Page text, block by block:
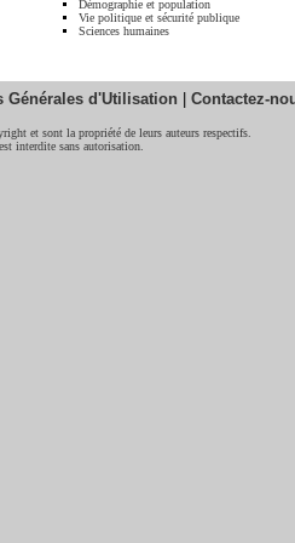
Démographie et population
Vie politique et sécurité publique
Sciences humaines
Générales d'Utilisation | Contactez-
et sont la propriété de leurs auteurs respectifs.
interdite sans autorisation.